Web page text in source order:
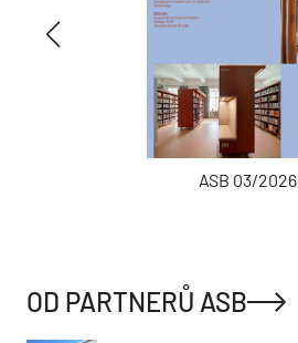
ASB 03/2026
OD PARTNERŮ ASB